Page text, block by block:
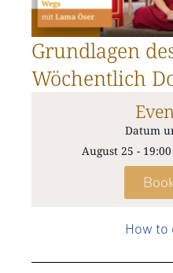
Grundlagen
Wöchentlich
Datum
August 25 - 19:00
How to